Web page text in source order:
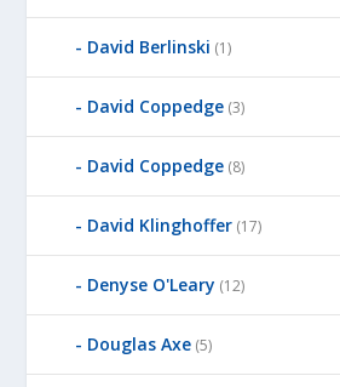
David Berlinski (1)
David Coppedge (3)
David Coppedge (8)
David Klinghoffer (17)
Denyse O'Leary (12)
Douglas Axe (5)